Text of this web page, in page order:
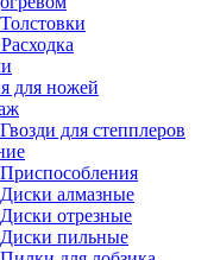
Толстовки
для ножей
Гвозди для степплеров
Приспособления
Диски алмазные
Диски отрезные
Диски пильные